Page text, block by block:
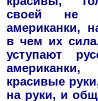
своей не
американки,
в чем их
уступают
красивые
на руки, и